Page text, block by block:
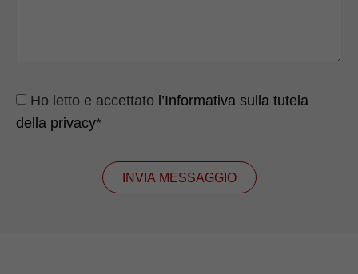
Ho letto e accettato l’Informativa sulla tutela
della privacy*
INVIA MESSAGGIO